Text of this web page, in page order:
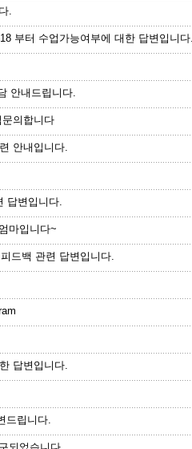
.
부터 수업가능여부에 대한 답변입니
안내드립니다.
의합니다
안내입니다.
답변입니다.
마입니다~
드백 관련 답변입니다.
답변입니다.
드립니다.